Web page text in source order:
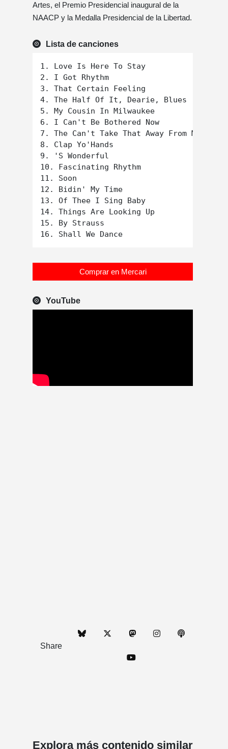
Artes, el Premio Presidencial inaugural de la
NAACP y la Medalla Presidencial de la Libertad.
Lista de canciones
1. Love Is Here To Stay
2. I Got Rhythm
3. That Certain Feeling
4. The Half Of It, Dearie, Blues
5. My Cousin In Milwaukee
6. I Can't Be Bothered Now
7. The Can't Take That Away From Me
8. Clap Yo'Hands
9. 'S Wonderful
10. Fascinating Rhythm
11. Soon
12. Bidin' My Time
13. Of Thee I Sing Baby
14. Things Are Looking Up
15. By Strauss
Comprar en Mercari
YouTube
Share
Explora más contenido similar